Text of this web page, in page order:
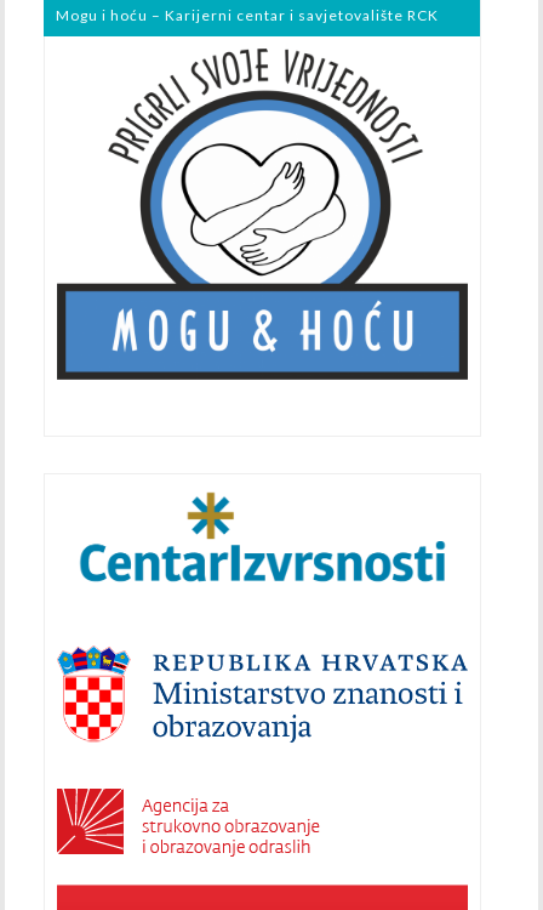
Mogu i hoću – Karijerni centar i savjetovalište RCK